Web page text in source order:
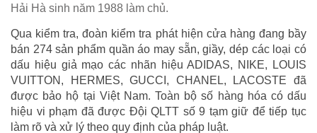
Hải Hà sinh năm 1988 làm chủ.
Qua kiểm tra, đoàn kiểm tra phát hiện cửa hàng đang bầy
bán 274 sản phẩm quần áo may sẵn, giầy, dép các loại có
dấu hiệu giả mạo các nhãn hiệu ADIDAS, NIKE, LOUIS
VUITTON, HERMES, GUCCI, CHANEL, LACOSTE đã
được bảo hộ tại Việt Nam. Toàn bộ số hàng hóa có dấu
hiệu vi phạm đã được Đội QLTT số 9 tạm giữ để tiếp tục
làm rõ và xử lý theo quy định của pháp luật.